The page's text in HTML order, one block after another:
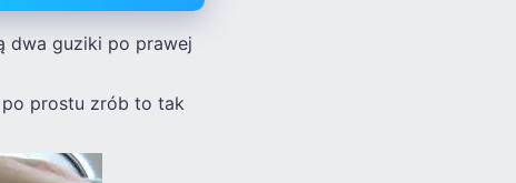
dwa guziki po prawej
po prostu zrób to tak